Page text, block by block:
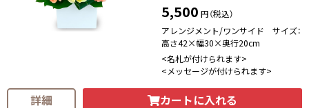
5,500 円（税込）
アレンジメント/ワンサイド サイズ：
高さ42×幅30×奥行20cm
<名札が付けられます>
<メッセージが付けられます>
詳細 カートに入れる